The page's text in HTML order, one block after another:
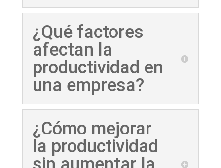
¿Qué factores
afectan la
productividad en
una empresa?
¿Cómo mejorar
la productividad